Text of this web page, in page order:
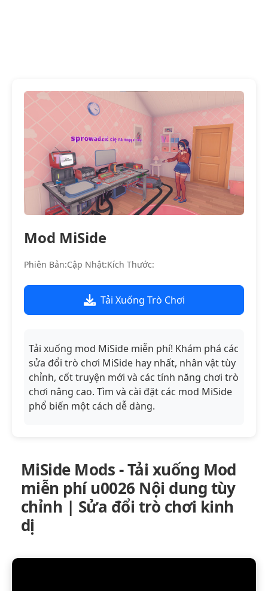
Mod MiSide
Phiên Bản:Cập Nhật:Kích Thước:
Tải Xuống Trò Chơi
Tải xuống mod MiSide miễn phí! Khám phá các
sửa đổi trò chơi MiSide hay nhất, nhân vật tùy
chỉnh, cốt truyện mới và các tính năng chơi trò
chơi nâng cao. Tìm và cài đặt các mod MiSide
phổ biến một cách dễ dàng.
MiSide Mods - Tải xuống Mod
miễn phí u0026 Nội dung tùy
chỉnh | Sửa đổi trò chơi kinh
dị